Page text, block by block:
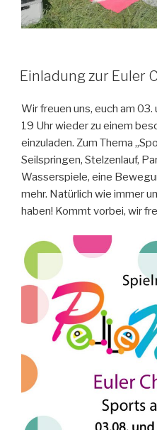
Einladung zur Euler
Wir freuen uns, euch am
19 Uhr wieder zu einem
einzuladen. Zum Thema
Seilspringen, Stelzenlauf,
Wasserspiele, eine
mehr. Natürlich wie immer
haben! Kommt vorbei, wir